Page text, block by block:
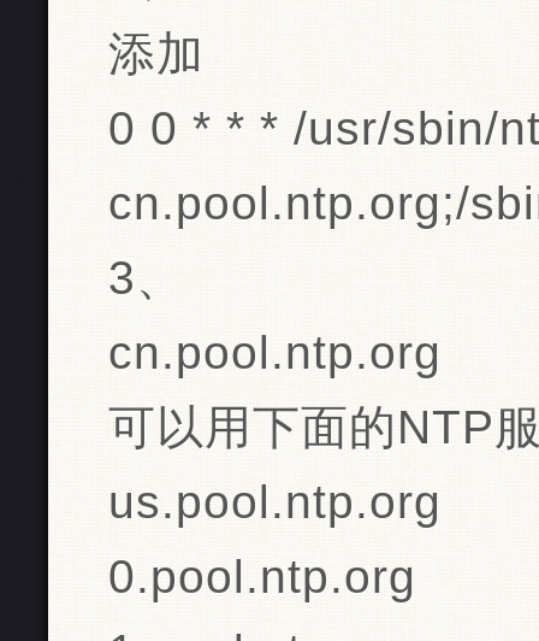
添加
0 0 * * * /usr/sbin/
cn.pool.ntp.org;/
3、
cn.pool.ntp.org
可以用下面的NTP
us.pool.ntp.org
0.pool.ntp.org